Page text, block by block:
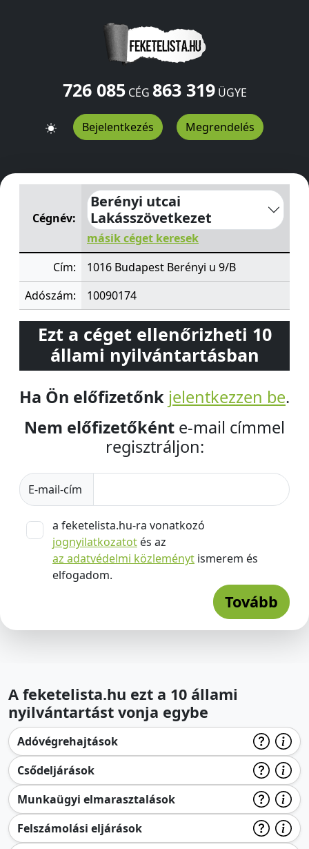
726 085CÉG 863 319ÜGYE
Bejelentkezés Megrendelés
Berényi utcai LakásszövetkezetBerényi u 9/BBudapest
Cégnév:
Berényi utcai
Lakásszövetkezet
másik céget keresek
Cím:
1016 Budapest Berényi u 9/B
Adószám:
10090174
Ezt a céget ellenőrizheti 10
állami nyilvántartásban
Ha Ön előfizetőnk jelentkezzen be.
Nem előfizetőként e-mail címmel
regisztráljon:
E-mail-cím
a feketelista.hu-ra vonatkozó
jognyilatkozatot és az
az adatvédelmi közleményt ismerem és
elfogadom.
Tovább
A feketelista.hu ezt a 10 állami
nyilvántartást vonja egybe
Adóvégrehajtások
Csődeljárások
Munkaügyi elmarasztalások
Felszámolási eljárások